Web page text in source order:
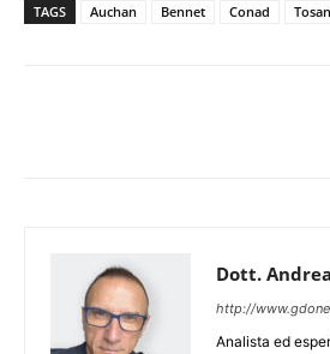
TAGS Auchan Bennet Conad
Dott.
http://
Analista ed